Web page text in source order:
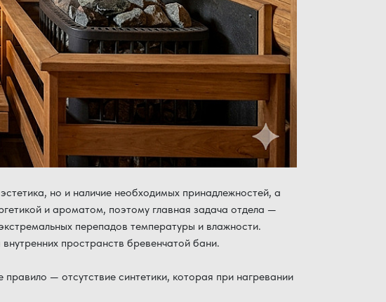
но и наличие необходимых принадлежностей, а
и ароматом, поэтому главная задача отдела —
перепадов температуры и влажности.
пространств бревенчатой ​​бани.
— отсутствие синтетики, которая при нагревании